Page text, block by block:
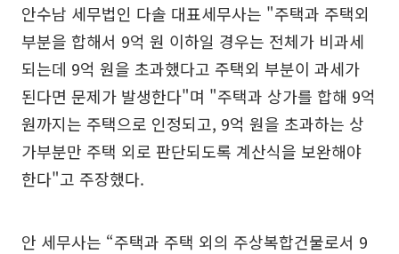
안수남 세무법인 다솔 대표세무사는 "주택과 주택외
부분을 합해서 9억 원 이하일 경우는 전체가 비과세
되는데 9억 원을 초과했다고 주택외 부분이 과세가
된다면 문제가 발생한다"며 "주택과 상가를 합해 9억
원까지는 주택으로 인정되고, 9억 원을 초과하는 상
가부분만 주택 외로 판단되도록 계산식을 보완해야
한다"고 주장했다.
안 세무사는 “주택과 주택 외의 주상복합건물로서 9